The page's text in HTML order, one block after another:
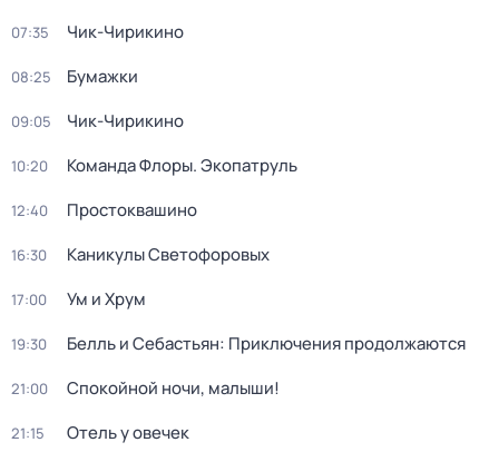
07:35 Чик-Чирикино
08:25 Бумажки
09:05 Чик-Чирикино
10:20 Команда Флоры. Экопатруль
12:40 Простоквашино
16:30 Каникулы Светофоровых
17:00 Ум и Хрум
19:30 Белль и Себастьян: Приключения продолжаются
21:00 Спокойной ночи, малыши!
21:15 Отель у овечек